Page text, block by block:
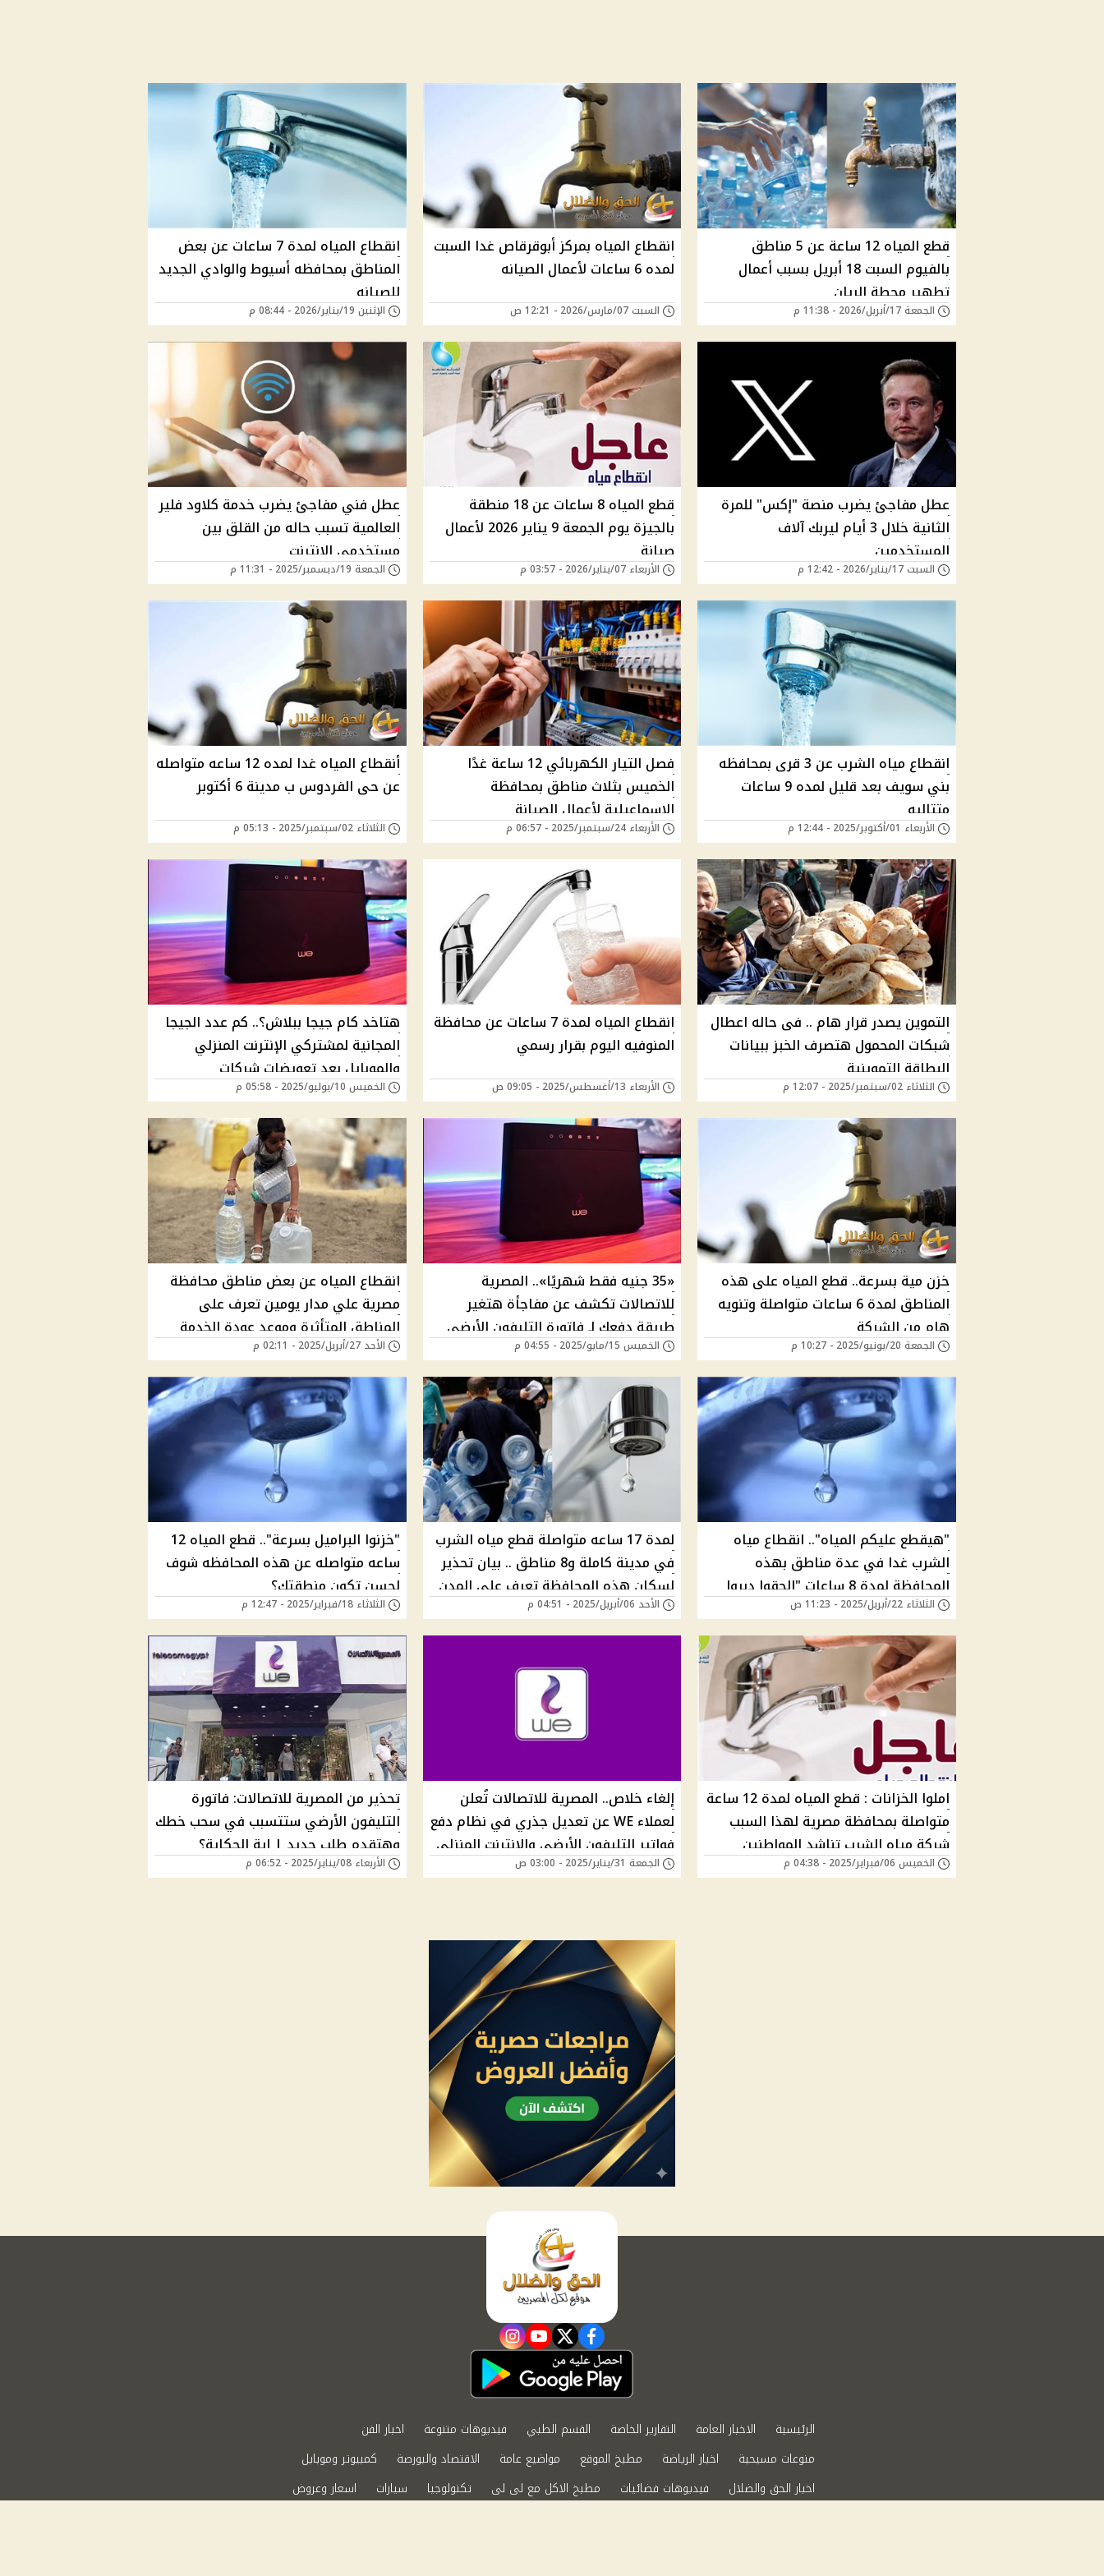
قطع المياه 12 ساعة عن 5 مناطق
بالفيوم السبت 18 أبريل بسبب أعمال
تطهير محطة الريان
الجمعة 17/أبريل/2026 - 11:38 م
انقطاع المياه بمركز أبوقرقاص غدا السبت
لمده 6 ساعات لأعمال الصيانه
السبت 07/مارس/2026 - 12:21 ص
انقطاع المياه لمدة 7 ساعات عن بعض
المناطق بمحافظه أسيوط والوادي الجديد
للصيانه
الإثنين 19/يناير/2026 - 08:44 م
عطل مفاجئ يضرب منصة "إكس" للمرة
الثانية خلال 3 أيام ليربك آلاف
المستخدمين
السبت 17/يناير/2026 - 12:42 م
قطع المياه 8 ساعات عن 18 منطقة
بالجيزة يوم الجمعة 9 يناير 2026 لأعمال
صيانة
الأربعاء 07/يناير/2026 - 03:57 م
عطل فني مفاجئ يضرب خدمة كلاود فلير
العالمية تسبب حاله من القلق بين
مستخدمي الإنترنت
الجمعة 19/ديسمبر/2025 - 11:31 م
انقطاع مياه الشرب عن 3 قرى بمحافظه
بني سويف بعد قليل لمده 9 ساعات
متتاليه
الأربعاء 01/أكتوبر/2025 - 12:44 م
فصل التيار الكهربائي 12 ساعة غدًا
الخميس بثلاث مناطق بمحافظة
الإسماعيلية لأعمال الصيانة
الأربعاء 24/سبتمبر/2025 - 06:57 م
أنقطاع المياه غدا لمده 12 ساعه متواصله
عن حى الفردوس ب مدينة 6 أكتوبر
الثلاثاء 02/سبتمبر/2025 - 05:13 م
التموين يصدر قرار هام .. فى حاله اعطال
شبكات المحمول هتصرف الخبز ببيانات
البطاقة التموينية
الثلاثاء 02/سبتمبر/2025 - 12:07 م
انقطاع المياه لمدة 7 ساعات عن محافظة
المنوفيه اليوم بقرار رسمي
الأربعاء 13/أغسطس/2025 - 09:05 ص
هتاخد كام جيجا ببلاش؟.. كم عدد الجيجا
المجانية لمشتركي الإنترنت المنزلي
والموبايل بعد تعويضات شركات
الاتصالات؟ – رد رسمي من الجهاز القومي
الخميس 10/يوليو/2025 - 05:58 م
خزن مية بسرعة.. قطع المياه على هذه
المناطق لمدة 6 ساعات متواصلة وتنويه
هام من الشركة
الجمعة 20/يونيو/2025 - 10:27 م
«35 جنيه فقط شهريًا».. المصرية
للاتصالات تكشف عن مفاجأة هتغير
طريقة دفعك لـ فاتورة التليفون الأرضي
والإنترنت المنزلي | ما القصة؟
الخميس 15/مايو/2025 - 04:55 م
انقطاع المياه عن بعض مناطق محافظة
مصرية علي مدار يومين تعرف على
المناطق المتأثرة وموعد عودة الخدمة
رسميا - شركة مياه الشرب تناشد السكان
الأحد 27/أبريل/2025 - 02:11 م
"هيقطع عليكم المياه".. انقطاع مياه
الشرب غدا في عدة مناطق بهذه
المحافظة لمدة 8 ساعات "الحقوا دبروا
احتياجاتكم"
الثلاثاء 22/أبريل/2025 - 11:23 ص
لمدة 17 ساعه متواصلة قطع مياه الشرب
في مدينة كاملة و8 مناطق .. بيان تحذير
لسكان هذه المحافظة تعرف علي المدن
المتأثرة وموعد انقطاع المياه
الأحد 06/أبريل/2025 - 04:51 م
"خزنوا البراميل بسرعة".. قطع المياه 12
ساعه متواصله عن هذه المحافظه شوف
لحسن تكون منطقتك؟
الثلاثاء 18/فبراير/2025 - 12:47 م
املوا الخزانات : قطع المياه لمدة 12 ساعة
متواصلة بمحافظة مصرية لهذا السبب
شركة مياه الشرب تناشد المواطنين
"دبروا احتياجاتكم بسرعه"
الخميس 06/فبراير/2025 - 04:38 م
إلغاء خلاص.. المصرية للاتصالات تُعلن
لعملاء WE عن تعديل جذري في نظام دفع
فواتير التليفون الأرضي والإنترنت المنزلي
| إيه الحكاية؟
الجمعة 31/يناير/2025 - 03:00 ص
تحذير من المصرية للاتصالات: فاتورة
التليفون الأرضي ستتسبب في سحب خطك
وهتقدم طلب جديد | إية الحكاية؟
الأربعاء 08/يناير/2025 - 06:52 م
facebook
twitter
youtube
instagram
الرئيسية الاخبار العامة التقارير الخاصة القسم الطبي فيديوهات متنوعة
اخبار الفن
منوعات مسيحية
اخبار الرياضة مطبخ الموقع مواضيع عامة الاقتصاد والبورصة
كمبيوتر وموبايل
اخبار الحق والضلال
فيديوهات فضائيات مطبخ الاكل مع لى لى تكنولوجيا سيارات
اسعار وعروض